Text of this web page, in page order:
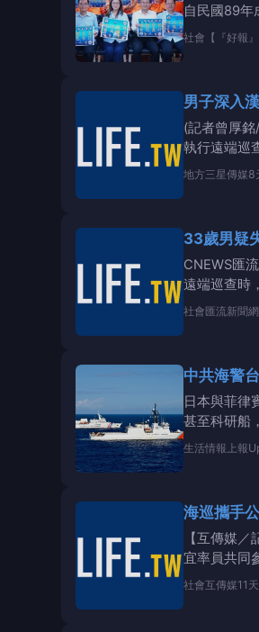
自民國89年
社會 【『好報
男子深入
(記者曾厚
執行遠端巡
回，挽回男
地方三星傳媒8
33歲男疑
CNEWS匯
遠端巡查時
檢所、彰
社會匯流新聞
中共海警
日本與菲律
甚至科研船
擾台5、
生活情報 上報
【互傳媒／
宜率員共同
年推動身障
社會互傳媒11